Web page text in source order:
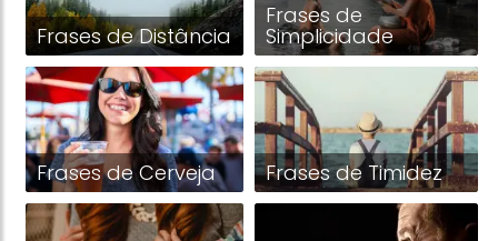
Frases de Distância
Frases de
Simplicidade
Frases de Cerveja Frases de Timidez